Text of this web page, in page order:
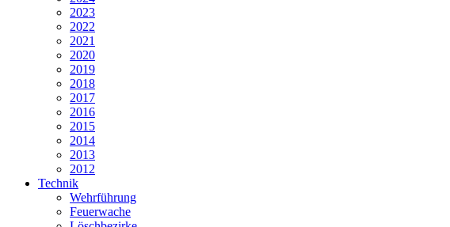
2023
2022
2021
2020
2019
2018
2017
2016
2015
2014
2013
2012
Technik
Wehrführung
Feuerwache